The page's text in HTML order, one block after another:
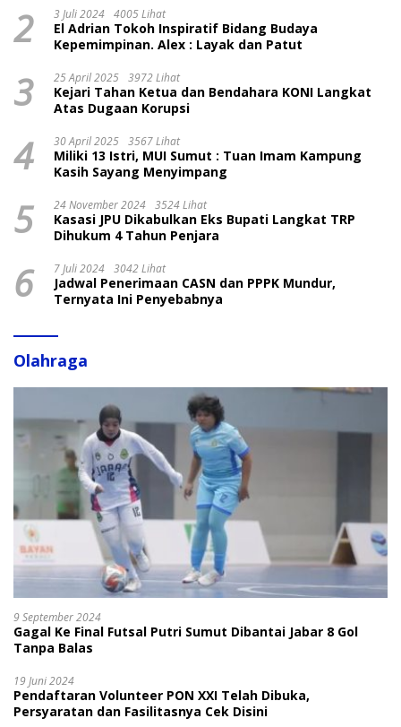
2 3 Juli 2024 4005 Lihat
El Adrian Tokoh Inspiratif Bidang Budaya
Kepemimpinan. Alex : Layak dan Patut
3 25 April 2025 3972 Lihat
Kejari Tahan Ketua dan Bendahara KONI Langkat
Atas Dugaan Korupsi
4 30 April 2025 3567 Lihat
Miliki 13 Istri, MUI Sumut : Tuan Imam Kampung
Kasih Sayang Menyimpang
5 24 November 2024 3524 Lihat
Kasasi JPU Dikabulkan Eks Bupati Langkat TRP
Dihukum 4 Tahun Penjara
6 7 Juli 2024 3042 Lihat
Jadwal Penerimaan CASN dan PPPK Mundur,
Ternyata Ini Penyebabnya
Olahraga
9 September 2024
Gagal Ke Final Futsal Putri Sumut Dibantai Jabar 8 Gol
Tanpa Balas
19 Juni 2024
Pendaftaran Volunteer PON XXI Telah Dibuka,
Persyaratan dan Fasilitasnya Cek Disini